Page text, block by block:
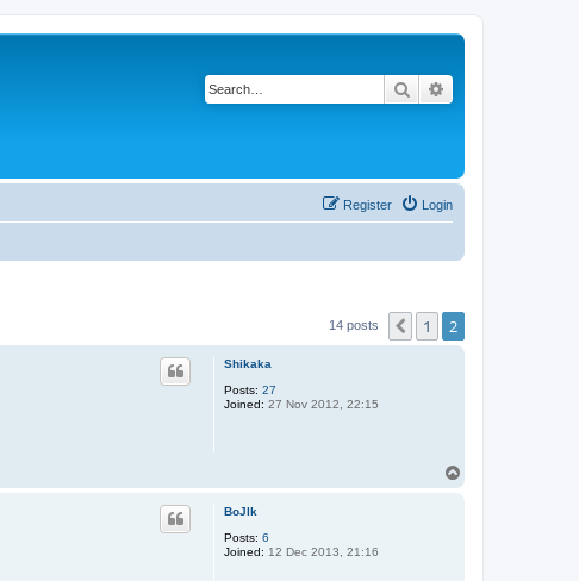
Search
Login
Register
14 posts Previous
1 2
Shikaka
Posts: 27
Joined: 27 Nov 2012, 22:15
BoJlk
Posts: 6
Joined: 12 Dec 2013, 21:16